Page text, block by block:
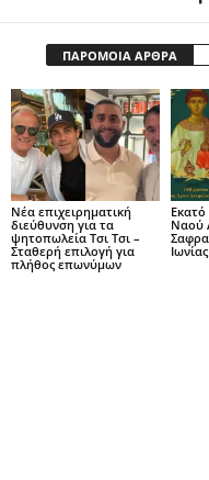
ΠΑΡΟΜΟΙΑ ΑΡΘΡΑ
Νέα επιχειρηματική
διεύθυνση για τα
ψητοπωλεία Τσι Τσι –
Σταθερή επιλογή για
πλήθος επωνύμων
Εκατό
Ναού
Ιωνίας